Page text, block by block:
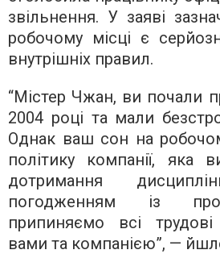
звільнення. У заяві
робочому місці є
внутрішніх правил.
“Містер Чжан, ви почали
2004 році та мали
Однак ваш сон на
політику компанії, яка
дотримання
погодженням із
припиняємо всі
вами та компанією”, —